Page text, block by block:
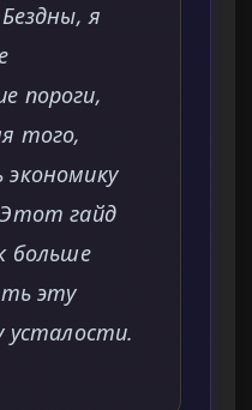
я
пороги,
того,
гайд
больше
эту
усталости.